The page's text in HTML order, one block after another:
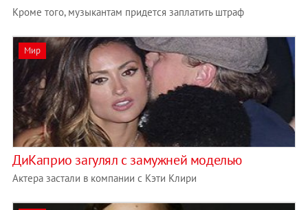
Кроме того, музыкантам придется заплатить штраф
Мир
ДиКаприо загулял с замужней моделью
Актера застали в компании с Кэти Клири